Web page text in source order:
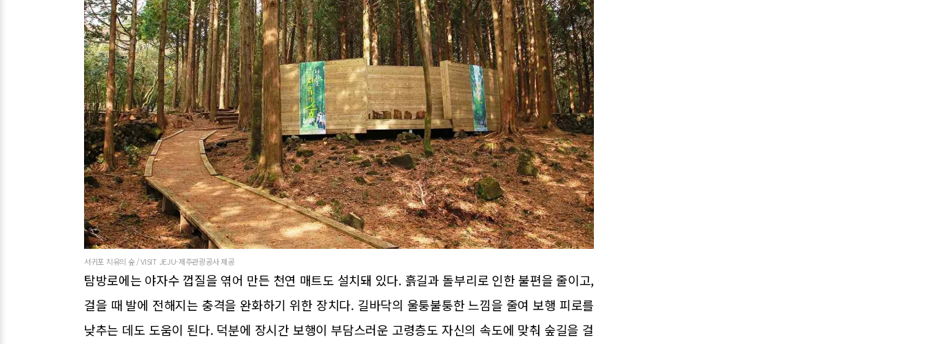
서귀포 치유의 숲 / VISIT JEJU-제주관광공사 제공
탐방로에는 야자수 껍질을 엮어 만든 천연 매트도 설치돼 있다. 흙길과 돌부리로 인한 불편을 줄이고,
걸을 때 발에 전해지는 충격을 완화하기 위한 장치다. 길바닥의 울퉁불퉁한 느낌을 줄여 보행 피로를
낮추는 데도 도움이 된다. 덕분에 장시간 보행이 부담스러운 고령층도 자신의 속도에 맞춰 숲길을 걸